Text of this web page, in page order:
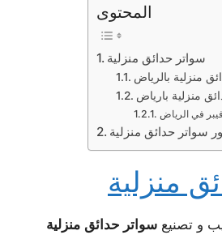
المحتوى
سواتر حدائق منزلية
منزلية بالرياض
منزلية بارياض
في الرياض
سواتر حدائق منزلية
منزلية
و تصنيع سواتر حدائق منزلية